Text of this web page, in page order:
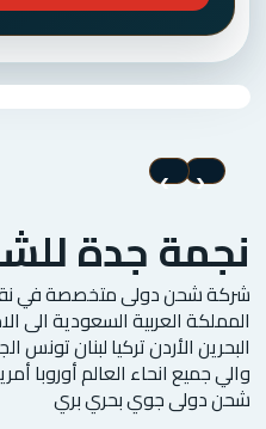
‹
›
نجمة جدة
شركة شحن دولى متخصصة في
المملكة العربية السعودية الى
البحرين الأردن تركيا لبنان تونس
والي جميع انحاء العالم أوروبا
شحن دولى جوي بحري بري